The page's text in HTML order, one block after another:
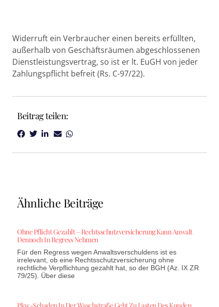
Widerruft ein Verbraucher einen bereits erfüllten,
außerhalb von Geschäftsräumen abgeschlossenen
Dienstleistungsvertrag, so ist er lt. EuGH von jeder
Zahlungspflicht befreit (Rs. C-97/22).
Beitrag teilen:
Ähnliche Beiträge
Ohne Pflicht Gezahlt – Rechtsschutzversicherung Kann Anwalt
Dennoch In Regress Nehmen
Für den Regress wegen Anwaltsverschuldens ist es
irrelevant, ob eine Rechtsschutzversicherung ohne
rechtliche Verpflichtung gezahlt hat, so der BGH (Az. IX ZR
79/25). Über diese